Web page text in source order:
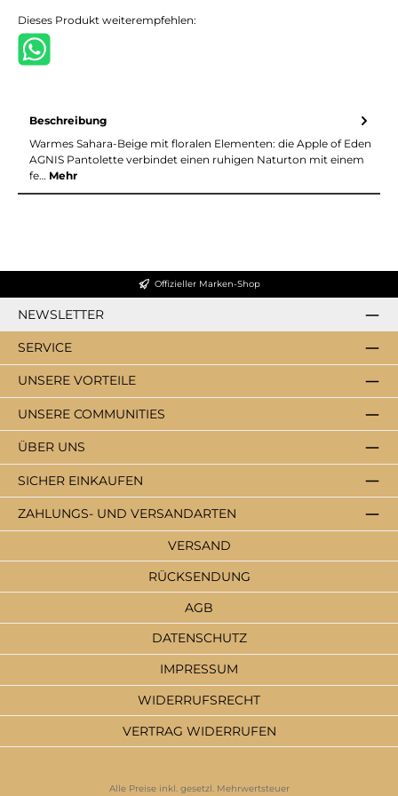
Dieses Produkt weiterempfehlen:
Beschreibung
Warmes Sahara-Beige mit floralen Elementen: die Apple of Eden
AGNIS Pantolette verbindet einen ruhigen Naturton mit einem
fe… Mehr
Offizieller Marken-Shop
NEWSLETTER
SERVICE
ZAHLUNGS- UND VERSANDARTEN
ÜBER UNS
SICHER EINKAUFEN
UNSERE VORTEILE
UNSERE COMMUNITIES
VERSAND
RÜCKSENDUNG
AGB
DATENSCHUTZ
IMPRESSUM
WIDERRUFSRECHT
VERTRAG WIDERRUFEN
Alle Preise inkl. gesetzl. Mehrwertsteuer